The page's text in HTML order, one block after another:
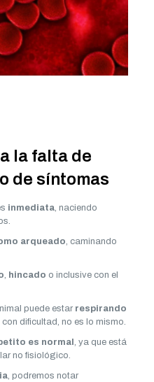
la falta de
de síntomas
inmediata, naciendo
arqueado, caminando
, hincado o inclusive con el
puede estar respirando
con dificultad, no es lo mismo.
es normal , ya que está
no fisiológico.
, podremos notar